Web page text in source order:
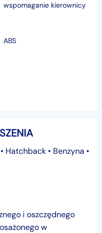
wspomaganie kierownicy
ABS
Hatchback • Benzyna •
i oszczędnego
w